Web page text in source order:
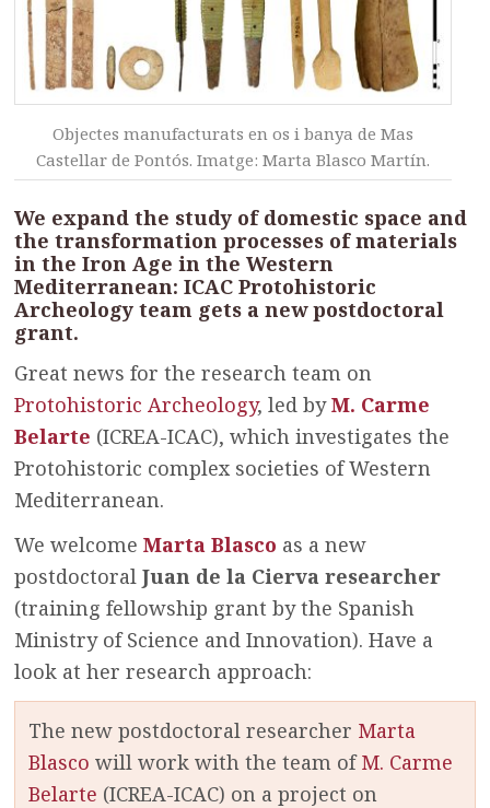
Objectes manufacturats en os i banya de Mas
Castellar de Pontós. Imatge: Marta Blasco Martín.
We expand the study of domestic space and
the transformation processes of materials
in the Iron Age in the Western
Mediterranean: ICAC Protohistoric
Archeology team gets a new postdoctoral
grant.
Great news for the research team on
Protohistoric Archeology, led byM. Carme
Belarte (ICREA-ICAC), which investigates the
Protohistoric complex societies of Western
Mediterranean.
We welcomeMarta Blasco as a new
postdoctoralJuan de la Cierva researcher
(training fellowship grant by the Spanish
Ministry of Science and Innovation). Have a
look at her research approach:
The new postdoctoral researcher Marta
Blasco will work with the team ofM. Carme
Belarte (ICREA-ICAC) on a project on